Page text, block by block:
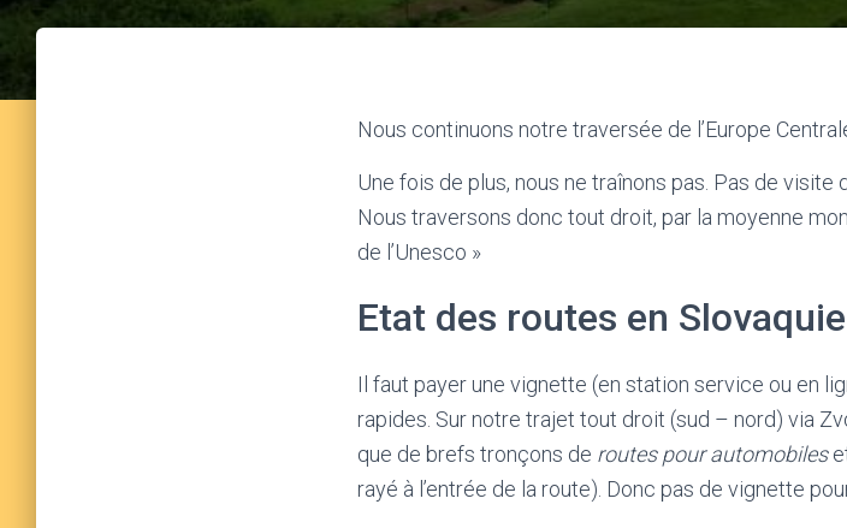
Nous continuons notre traversée de l’Europe
Une fois de plus, nous ne traînons pas. Pas de visite
Nous traversons donc tout droit, par la moyenne
de l’Unesco »
Etat des routes en
Il faut payer une vignette (en station service ou en
rapides. Sur notre trajet tout droit (sud – nord) via
que de brefs tronçons de routes pour automobiles
rayé à l’entrée de la route). Donc pas de vignette